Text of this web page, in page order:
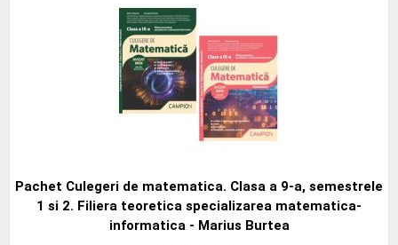
Pachet Culegeri de matematica. Clasa a 9-a, semestrele
1 si 2. Filiera teoretica specializarea matematica-
informatica - Marius Burtea